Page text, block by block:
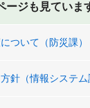
ージも見ていま
ついて（防災課）
針（情報システム